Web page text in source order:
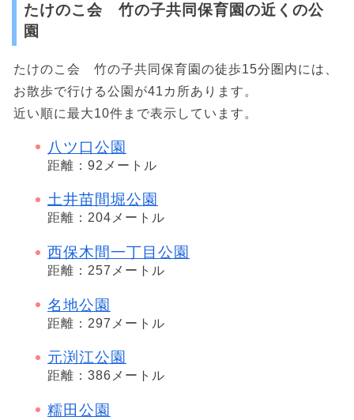
たけのこ会 竹の子共同保育園の近くの公
園
たけのこ会 竹の子共同保育園の徒歩15分圏内には、
お散歩で行ける公園が41カ所あります。
近い順に最大10件まで表示しています。
八ツ口公園
距離：92メートル
土井苗間堀公園
距離：204メートル
西保木間一丁目公園
距離：257メートル
名地公園
距離：297メートル
元渕江公園
距離：386メートル
糯田公園